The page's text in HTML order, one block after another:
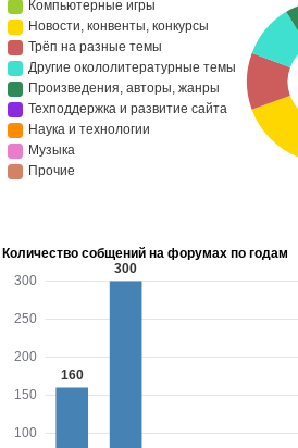
Количество собщений на форумах по годам